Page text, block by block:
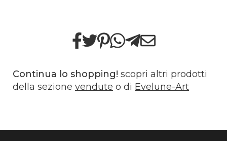
Continua lo shopping! scopri altri prodotti
della sezione vendute o di Evelune-Art